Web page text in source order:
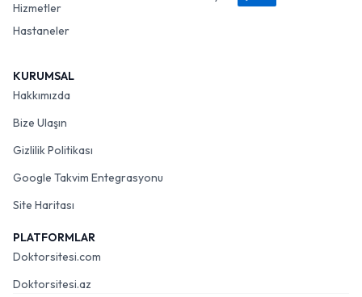
Hizmetler
Hastaneler
KURUMSAL
Hakkımızda
Bize Ulaşın
Gizlilik Politikası
Google Takvim Entegrasyonu
Site Haritası
PLATFORMLAR
Doktorsitesi.com
Doktorsitesi.az